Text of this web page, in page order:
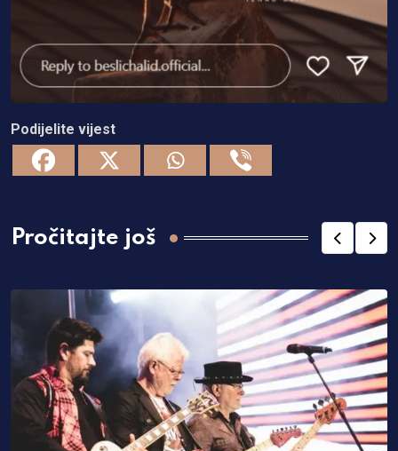
Podijelite vijest
Pročitajte još